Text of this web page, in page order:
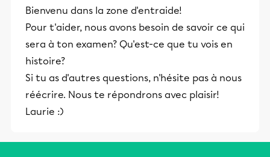
Bienvenu dans la zone d'entraide!
Pour t'aider, nous avons besoin de savoir ce qui
sera à ton examen? Qu'est-ce que tu vois en
histoire?
Si tu as d'autres questions, n'hésite pas à nous
réécrire. Nous te répondrons avec plaisir!
Laurie :)